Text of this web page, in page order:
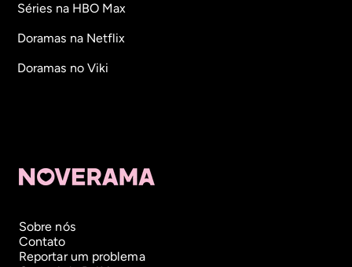
Séries na HBO Max
Doramas na Netflix
Doramas no Viki
Sobre nós
Contato
Reportar um problema